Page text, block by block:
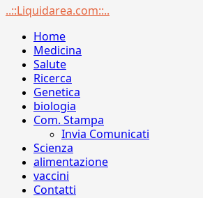
Menu
..::Liquidarea.com::..
Home
Medicina
Salute
Ricerca
Genetica
biologia
Com. Stampa
Invia Comunicati
Scienza
alimentazione
vaccini
Contatti